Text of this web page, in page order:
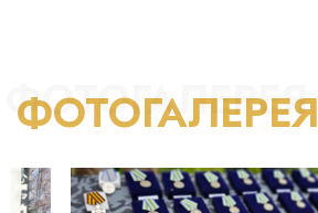
ФОТОГАЛЕРЕЯ
ФОТОГАЛЕРЕЯ